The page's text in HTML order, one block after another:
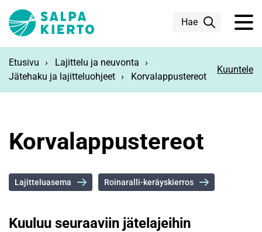
Hae
Etusivu
Lajittelu ja neuvonta
Jätehaku ja lajitteluohjeet
Korvalappustereot
Kuuntele
Korvalappustereot
Lajitteluasema Roinaralli-keräyskierros
Kuuluu seuraaviin jätelajeihin